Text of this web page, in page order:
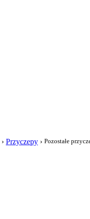
› Przyczepy › Pozostałe